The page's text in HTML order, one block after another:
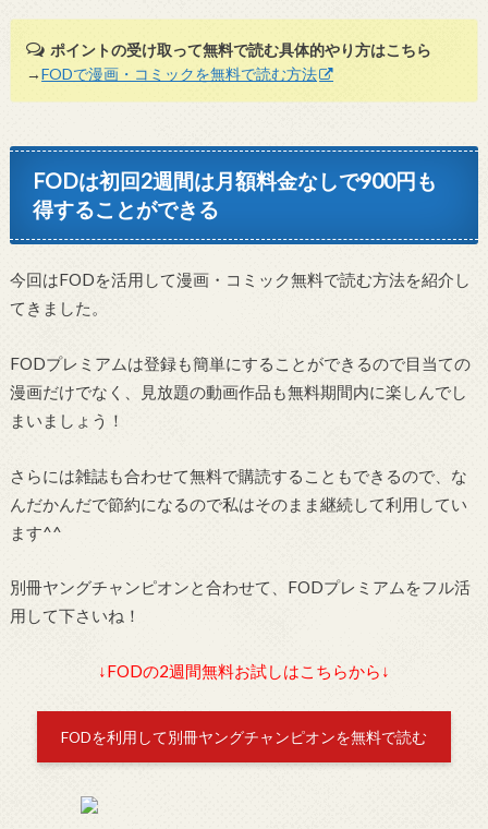
ポイントの受け取って無料で読む具体的やり方はこちら
→FODで漫画・コミックを無料で読む方法
FODは初回2週間は月額料金なしで900円も
得することができる
今回はFODを活用して漫画・コミック無料で読む方法を紹介し
てきました。
FODプレミアムは登録も簡単にすることができるので目当ての
漫画だけでなく、見放題の動画作品も無料期間内に楽しんでし
まいましょう！
さらには雑誌も合わせて無料で購読することもできるので、な
んだかんだで節約になるので私はそのまま継続して利用してい
ます^^
別冊ヤングチャンピオンと合わせて、FODプレミアムをフル活
用して下さいね！
↓FODの2週間無料お試しはこちらから↓
FODを利用して別冊ヤングチャンピオンを無料で読む